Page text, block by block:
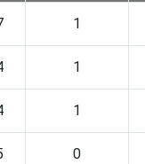
1
1
1
0